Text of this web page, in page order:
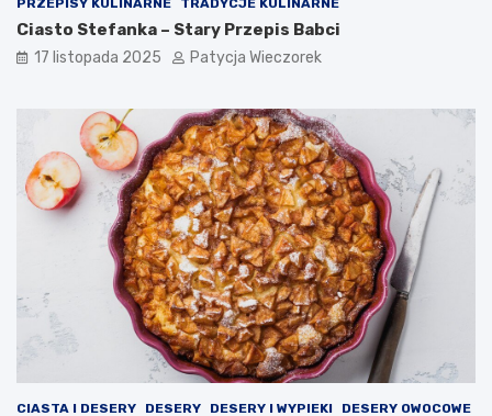
Ciasto Stefanka – Stary Przepis Babci
17 listopada 2025 Patycja Wieczorek
CIASTA I DESERY DESERY DESERY I WYPIEKI
DESERY OWOCOWE